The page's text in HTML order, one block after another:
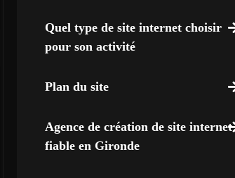
Quel type de site internet choisir
pour son activité
Plan du site
Agence de création de site internet
fiable en Gironde